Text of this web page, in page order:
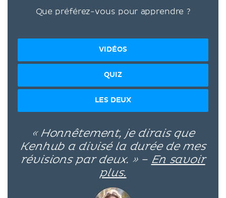
Que préférez-vous pour apprendre ?
VIDÉOS
QUIZ
LES DEUX
« Honnêtement, je dirais que
Kenhub a divisé la durée de mes
révisions par deux. » – En savoir
plus.